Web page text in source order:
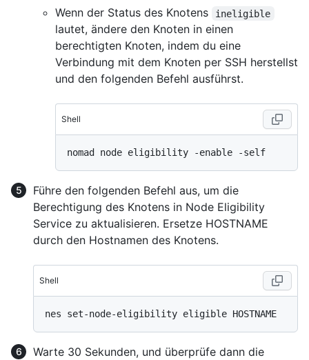
Wenn der Status des Knotens ineligible
lautet, ändere den Knoten in einen
berechtigten Knoten, indem du eine
Verbindung mit dem Knoten per SSH herstellst
und den folgenden Befehl ausführst.
Shell
Führe den folgenden Befehl aus, um die
Berechtigung des Knotens in Node Eligibility
Service zu aktualisieren. Ersetze HOSTNAME
durch den Hostnamen des Knotens.
Shell
Warte 30 Sekunden, und überprüfe dann die